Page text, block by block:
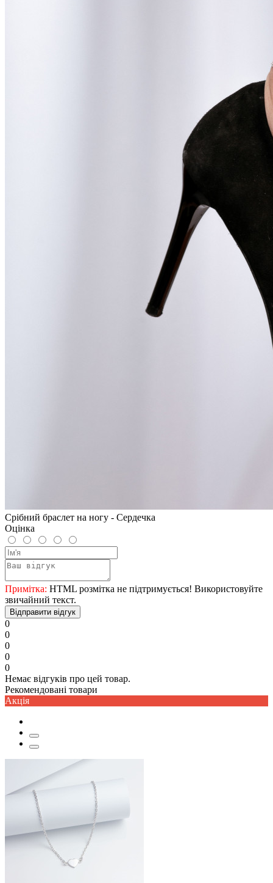
Срібний браслет на ногу - Сердечка
Оцінка
Примітка: HTML розмітка не підтримується! Використовуйте
звичайний текст.
Відправити відгук
0
0
0
0
0
Немає відгуків про цей товар.
Рекомендовані товари
Акцiя